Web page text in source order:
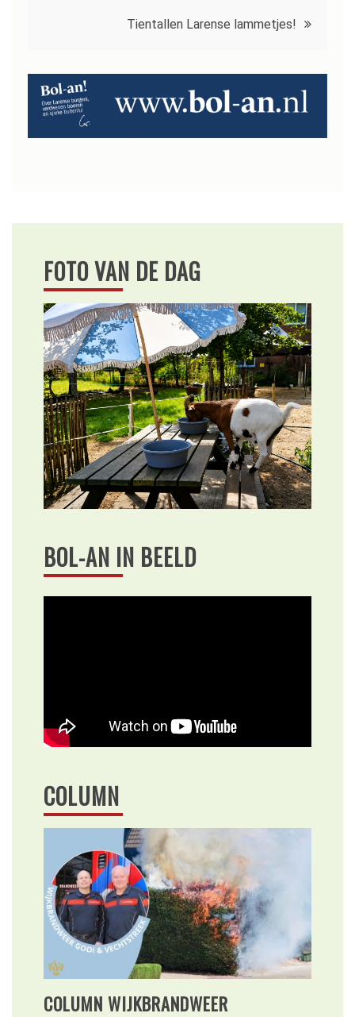
Tientallen Larense lammetjes!
FOTO VAN DE DAG
BOL-AN IN BEELD
COLUMN
COLUMN WIJKBRANDWEER